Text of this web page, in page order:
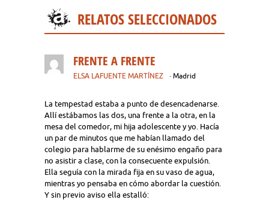
RELATOS SELECCIONADOS
FRENTE A FRENTE
ELSA LAFUENTE MARTÍNEZ · Madrid
La tempestad estaba a punto de desencadenarse.
Allí estábamos las dos, una frente a la otra, en la
mesa del comedor, mi hija adolescente y yo. Hacía
un par de minutos que me habían llamado del
colegio para hablarme de su enésimo engaño para
no asistir a clase, con la consecuente expulsión.
Ella seguía con la mirada fija en su vaso de agua,
mientras yo pensaba en cómo abordar la cuestión.
Y sin previo aviso ella estalló: